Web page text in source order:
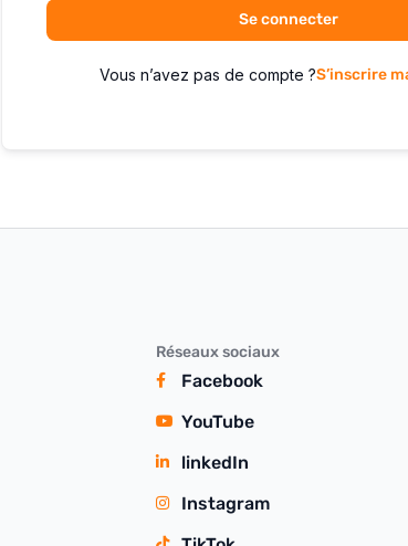
Se connecter
Vous n’avez pas de compte ?S’inscrire
Réseaux sociaux
Facebook
YouTube
linkedIn
Instagram